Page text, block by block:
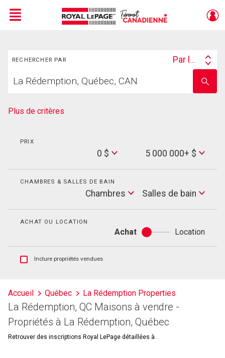
Menu
RECHERCHER PAR
Search
Par lieu
votre
nom
Plus de critères
PRIX
0 $
Max
Price
5 000 000+ $
CHAMBRES & SALLES DE BAIN
Chambres
Salles
de
Salles de bain
ACHAT OU LOCATION
Achat
Achat
ou
Location
Afficher
et
les
historiques
d'inscriptions
Inclure propriétés vendues
Accueil Québec La Rédemption Properties
La Rédemption, QC Maisons à vendre -
Propriétés à La Rédemption, Québec
Retrouver des inscriptions Royal LePage détaillées à .